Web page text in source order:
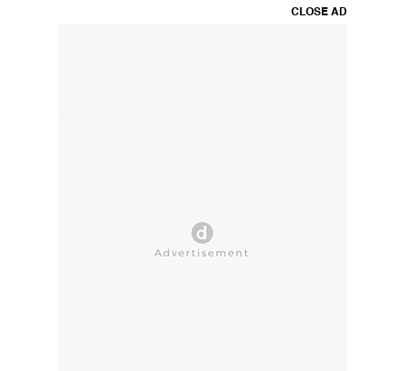
CLOSE AD